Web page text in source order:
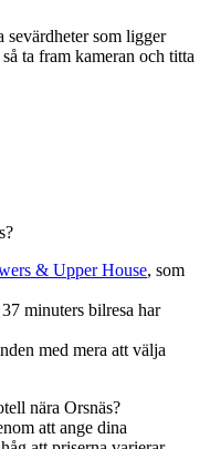
sevärdheter som ligger
ta fram kameran och titta
& Upper House, som
minuters bilresa har
med mera att välja
nära Orsnäs?
att ange dina